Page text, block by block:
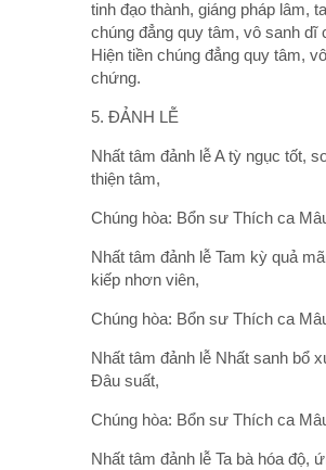
tinh đạo thành, giáng pháp lâm,
chúng đẳng quy tâm, vô sanh dĩ
Hiện tiền chúng đẳng quy tâm,
chứng.
5. ĐẢNH LỄ
Nhất tâm đảnh lễ A tỳ ngục tốt,
thiện tâm,
Chúng hòa: Bổn sư Thích ca
Nhất tâm đảnh lễ Tam kỳ quả
kiếp nhơn viên,
Chúng hòa: Bổn sư Thích ca
Nhất tâm đảnh lễ Nhất sanh bổ
Đâu suất,
Chúng hòa: Bổn sư Thích ca
Nhất tâm đảnh lễ Ta bà hóa độ,